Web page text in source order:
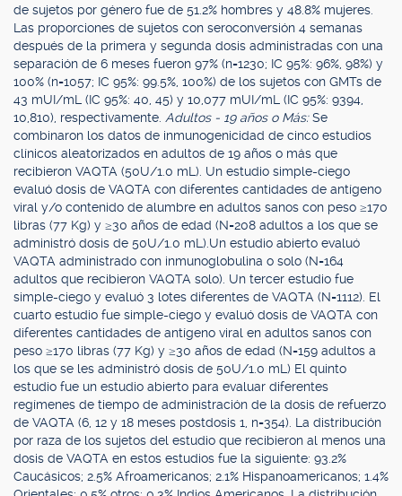
de sujetos por género fue de 51.2% hombres y 48.8% mujeres.
Las proporciones de sujetos con seroconversión 4 semanas
después de la primera y segunda dosis administradas con una
separación de 6 meses fueron 97% (n=1230; IC 95%: 96%, 98%) y
100% (n=1057; IC 95%: 99.5%, 100%) de los sujetos con GMTs de
43 mUI/mL (IC 95%: 40, 45) y 10,077 mUI/mL (IC 95%: 9394,
10,810), respectivamente. Adultos - 19 años o Más:Se
combinaron los datos de inmunogenicidad de cinco estudios
clínicos aleatorizados en adultos de 19 años o más que
recibieron VAQTA (50U/1.0 mL). Un estudio simple-ciego
evaluó dosis de VAQTA con diferentes cantidades de antígeno
viral y/o contenido de alumbre en adultos sanos con peso ≥170
libras (77 Kg) y ≥30 años de edad (N=208 adultos a los que se
administró dosis de 50U/1.0 mL).Un estudio abierto evaluó
VAQTA administrado con inmunoglobulina o solo (N=164
adultos que recibieron VAQTA solo). Un tercer estudio fue
simple-ciego y evaluó 3 lotes diferentes de VAQTA (N=1112). El
cuarto estudio fue simple-ciego y evaluó dosis de VAQTA con
diferentes cantidades de antígeno viral en adultos sanos con
peso ≥170 libras (77 Kg) y ≥30 años de edad (N=159 adultos a
los que se les administró dosis de 50U/1.0 mL) El quinto
estudio fue un estudio abierto para evaluar diferentes
regímenes de tiempo de administración de la dosis de refuerzo
de VAQTA (6, 12 y 18 meses postdosis 1, n=354). La distribución
por raza de los sujetos del estudio que recibieron al menos una
dosis de VAQTA en estos estudios fue la siguiente: 93.2%
Caucásicos; 2.5% Afroamericanos; 2.1% Hispanoamericanos; 1.4%